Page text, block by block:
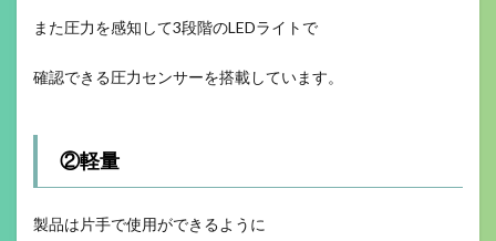
また圧力を感知して3段階のLEDライトで
確認できる圧力センサーを搭載しています。
②軽量
製品は片手で使用ができるように